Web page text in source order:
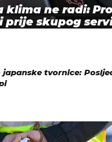
klima ne radi:
prije skupog
tvornice: